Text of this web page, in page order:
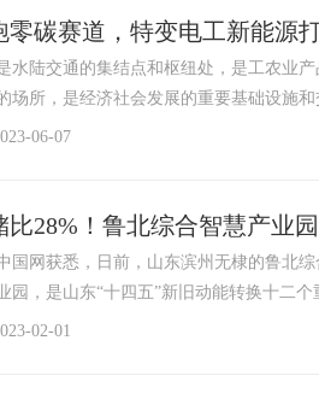
零碳赛道，特变电工新能源
水陆交通的集结点和枢纽处，是工农业
场所，是经济社会发展的重要基础设
06-07
比28%！鲁北综合智慧产业
国网获悉，日前，山东滨州无棣的鲁北
园，是山东“十四五”新旧动能转换十二
02-01